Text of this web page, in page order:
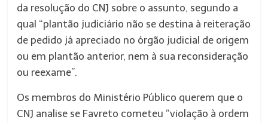
da resolução do CNJ sobre o assunto, segundo a
qual “plantão judiciário não se destina à reiteração
de pedido já apreciado no órgão judicial de origem
ou em plantão anterior, nem à sua reconsideração
ou reexame”.
Os membros do Ministério Público querem que o
CNJ analise se Favreto cometeu “violação à ordem